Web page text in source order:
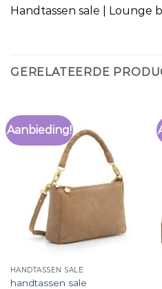
Handtassen sale | Lounge
GERELATEERDE
Aanbieding!
HANDTASSEN SALE
handtassen sale